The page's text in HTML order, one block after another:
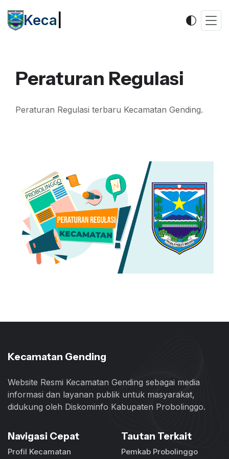
Kecam
Peraturan Regulasi
Peraturan Regulasi terbaru Kecamatan Gending.
Kecamatan Gending
Website Resmi Kecamatan Gending sebagai media
informasi dan layanan publik untuk masyarakat,
didukung oleh Diskominfo Kabupaten Probolinggo.
Navigasi Cepat
Profil Kecamatan
Tautan Terkait
Pemkab Probolinggo